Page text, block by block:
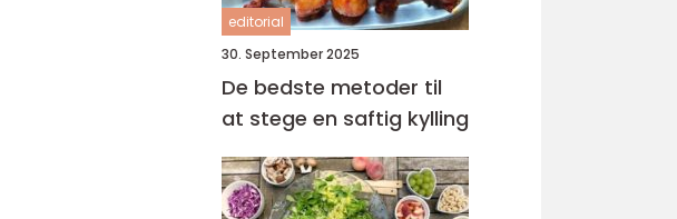
editorial
30. September 2025
De bedste metoder til
at stege en saftig kylling